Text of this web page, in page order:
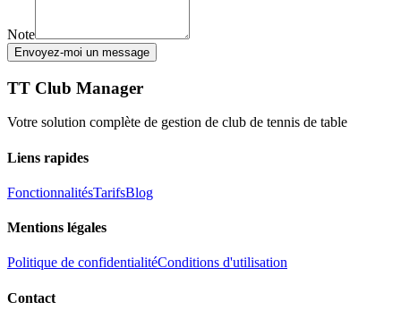
Note
Envoyez-moi un message
TT Club Manager
Votre solution complète de gestion de club de tennis de table
Liens rapides
FonctionnalitésTarifsBlog
Mentions légales
Politique de confidentialitéConditions d'utilisation
Contact